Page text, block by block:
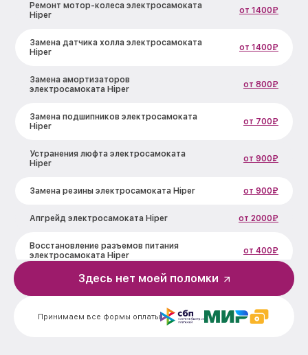
Ремонт мотор-колеса электросамоката
Hiper
от 1400₽
Замена датчика холла электросамоката
Hiper
от 1400₽
Замена амортизаторов
электросамоката Hiper
от 800₽
Замена подшипников электросамоката
Hiper
от 700₽
Устранения люфта электросамоката
Hiper
от 900₽
Замена резины электросамоката Hiper от 900₽
Апгрейд электросамоката Hiper от 2000₽
Восстановление разъемов питания
электросамоката Hiper
от 400₽
Замена аккумулятора электросамоката
Замена корпуса электросамоката Hiper от 900₽
Принимаем все формы оплаты
Здесь нет моей поломки